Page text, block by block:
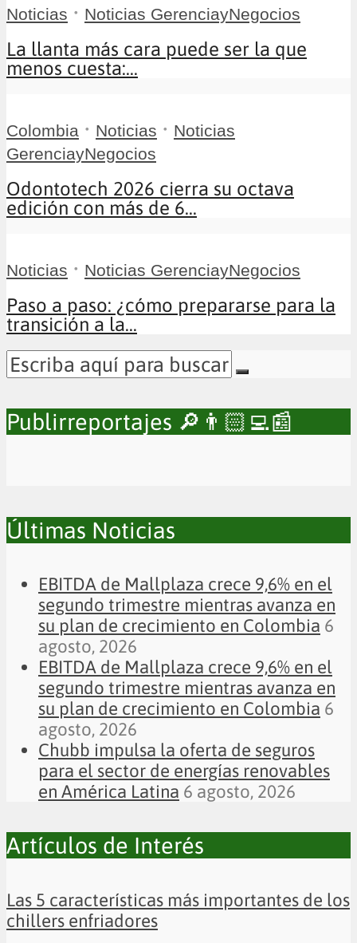
Noticias • Noticias GerenciayNegocios
La llanta más cara puede ser la que
menos cuesta:...
Colombia • Noticias • Noticias
GerenciayNegocios
Odontotech 2026 cierra su octava
edición con más de 6...
Noticias • Noticias GerenciayNegocios
Paso a paso: ¿cómo prepararse para la
transición a la...
Publirreportajes 🔎👨🏻‍💻📰
Últimas Noticias
EBITDA de Mallplaza crece 9,6% en el
segundo trimestre mientras avanza en
su plan de crecimiento en Colombia 6
agosto, 2026
EBITDA de Mallplaza crece 9,6% en el
segundo trimestre mientras avanza en
su plan de crecimiento en Colombia 6
agosto, 2026
Chubb impulsa la oferta de seguros
para el sector de energías renovables
en América Latina 6 agosto, 2026
Artículos de Interés
Las 5 características más importantes de los
chillers enfriadores